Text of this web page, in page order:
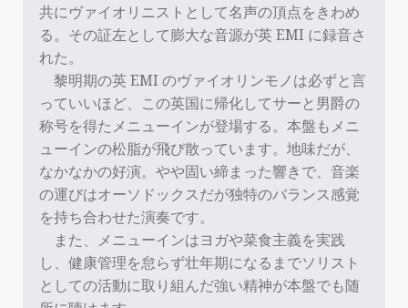
共にヴァイオリニストとして名声の頂点をきわめ
る。その証左として膨大な音源が英 EMI に録音さ
れた。
黎明期の英 EMI のヴァイオリンモノは必ずと言
っていいほど、この英国に帰化してサーと男爵の
称号を得たメニューインが登場する。本盤もメニ
ューインの松脂が飛び散っています。地味だが、
なかなかの好演。やや固い締まった響きで、音楽
の運びはオーソドックスだが独特のバランス感覚
を持ち合わせた演奏です。
また、メニューインはヨガや菜食主義を実践
し、健康管理を怠らず壮年期になるまでソリスト
としての活動に取り組んだ強い精神が本盤でも随